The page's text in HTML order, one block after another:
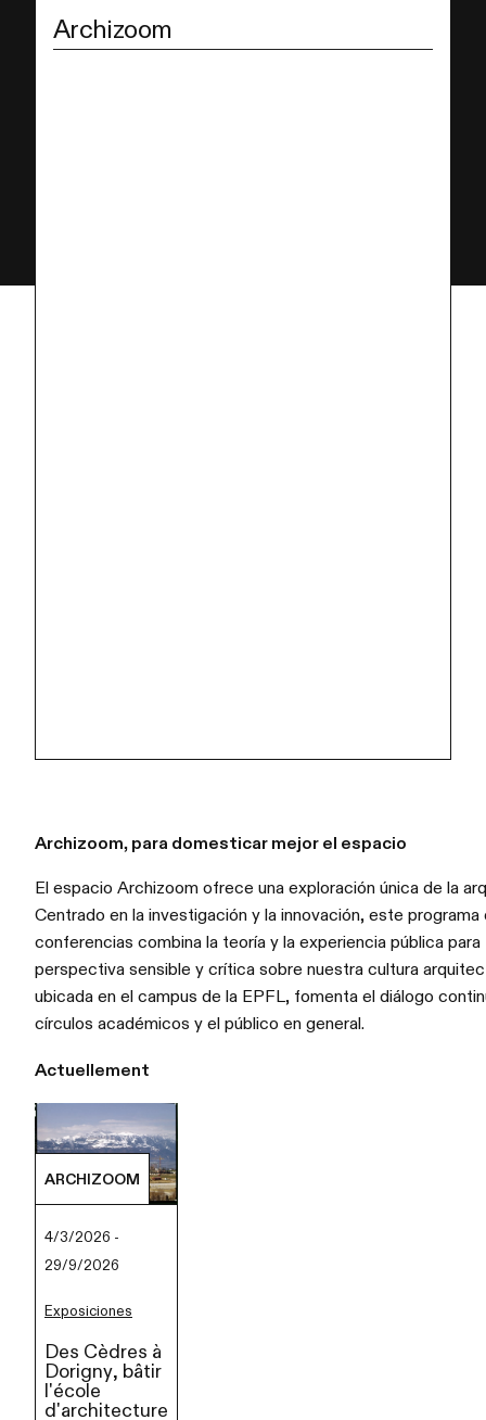
Archizoom
Archizoom, para domesticar mejor el espacio
El espacio Archizoom ofrece una exploración única de la
Centrado en la investigación y la innovación, este
conferencias combina la teoría y la experiencia pública
perspectiva sensible y crítica sobre nuestra cultura
ubicada en el campus de la EPFL, fomenta el diálogo
círculos académicos y el público en general.
Actuellement
ARCHIZOOM
4/3/2026 -
29/9/2026
Exposiciones
Des Cèdres à
Dorigny, bâtir
l'école
d'architecture